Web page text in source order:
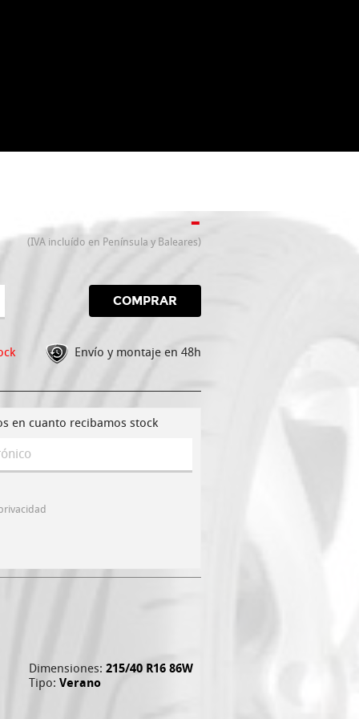
-
(IVA incluído en Península y Baleares)
COMPRAR
Envío y montaje en 48h
en cuanto recibamos stock
Dimensiones: 215/40 R16 86W
Tipo: Verano